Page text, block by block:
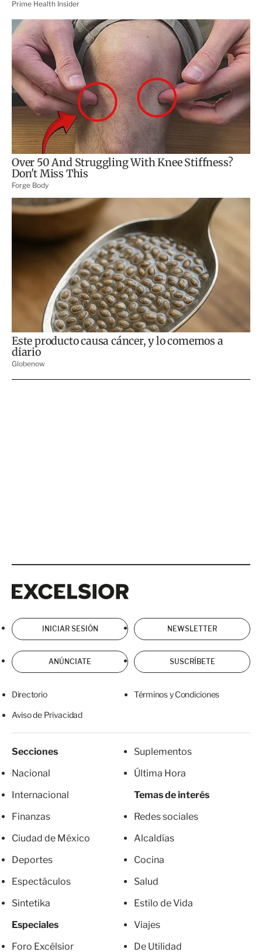
INICIAR SESIÓN NEWSLETTER
ANÚNCIATE SUSCRÍBETE
Directorio Términos y Condiciones
Aviso de Privacidad
Secciones
Nacional
Internacional
Finanzas
Ciudad de México
Deportes
Espectáculos
Sintetika
Especiales
Foro Excélsior
Suplementos
Última Hora
Temas de interés
Redes sociales
Alcaldías
Cocina
Salud
Estilo de Vida
Viajes
De Utilidad